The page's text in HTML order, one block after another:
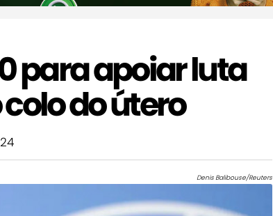
para apoiar luta
do útero
Denis Balibouse/Reuters